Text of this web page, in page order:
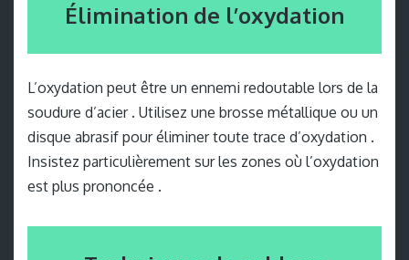
Élimination de l’oxydation
L’oxydation peut être un ennemi redoutable lors de la
soudure d’acier . Utilisez une brosse métallique ou un
disque abrasif pour éliminer toute trace d’oxydation .
Insistez particulièrement sur les zones où l’oxydation
est plus prononcée .